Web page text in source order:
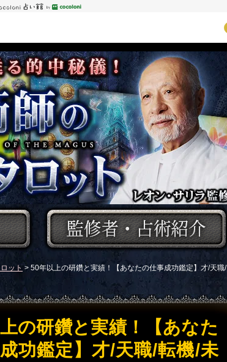
ット > 50年以上の研鑽と実績！【あなたの仕事成功鑑定】才/天職/
の研鑽と実績！【あなた
功鑑定】才/天職/転機/未